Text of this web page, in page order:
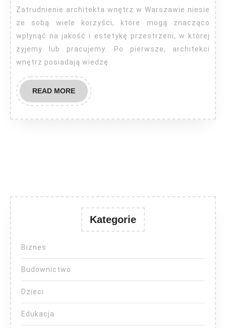
Zatrudnienie architekta wnętrz w Warszawie niesie
ze sobą wiele korzyści, które mogą znacząco
wpłynąć na jakość i estetykę przestrzeni, w której
żyjemy lub pracujemy. Po pierwsze, architekci
wnętrz posiadają wiedzę
READ MOREREAD
MORE
Kategorie
Biznes
Budownictwo
Dzieci
Edukacja